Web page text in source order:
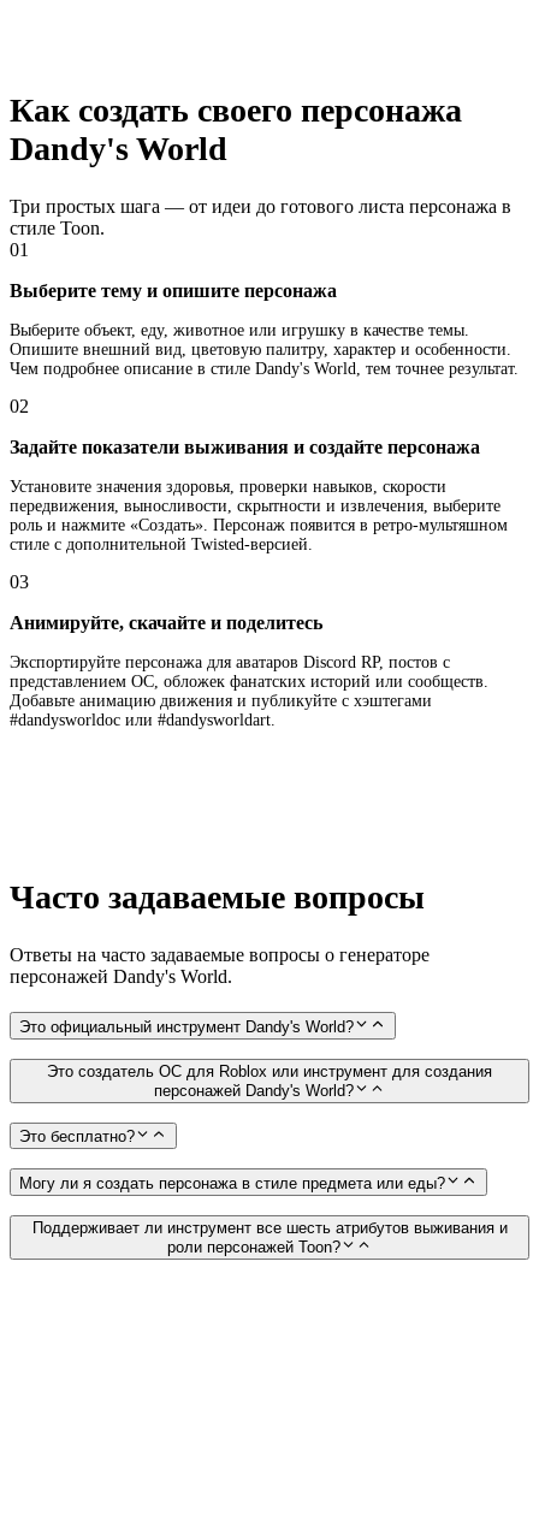
Как создать своего персонажа
Dandy's World
Три простых шага — от идеи до готового листа персонажа в
стиле Toon.
01
Выберите тему и опишите персонажа
Выберите объект, еду, животное или игрушку в качестве темы.
Опишите внешний вид, цветовую палитру, характер и особенности.
Чем подробнее описание в стиле Dandy's World, тем точнее результат.
02
Задайте показатели выживания и создайте персонажа
Установите значения здоровья, проверки навыков, скорости
передвижения, выносливости, скрытности и извлечения, выберите
роль и нажмите «Создать». Персонаж появится в ретро-мультяшном
стиле с дополнительной Twisted-версией.
03
Анимируйте, скачайте и поделитесь
Экспортируйте персонажа для аватаров Discord RP, постов с
представлением OC, обложек фанатских историй или сообществ.
Добавьте анимацию движения и публикуйте с хэштегами
#dandysworldoc или #dandysworldart.
Часто задаваемые вопросы
Ответы на часто задаваемые вопросы о генераторе
персонажей Dandy's World.
Это официальный инструмент Dandy's World?
Это создатель ОС для Roblox или инструмент для создания
персонажей Dandy's World?
Это бесплатно?
Могу ли я создать персонажа в стиле предмета или еды?
Поддерживает ли инструмент все шесть атрибутов выживания и
роли персонажей Toon?